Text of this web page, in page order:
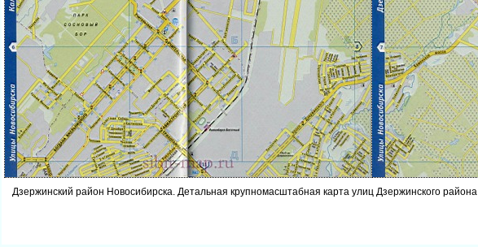
Дзержинский район Новосибирска. Детальная крупномасштабная карта улиц Дзержинского района